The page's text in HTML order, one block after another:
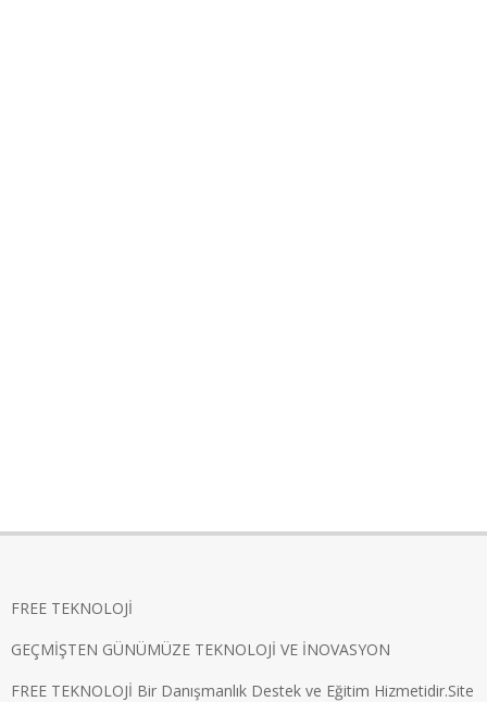
FREE TEKNOLOJİ
GEÇMİŞTEN GÜNÜMÜZE TEKNOLOJİ VE İNOVASYON
FREE TEKNOLOJİ Bir Danışmanlık Destek ve Eğitim Hizmetidir.Site